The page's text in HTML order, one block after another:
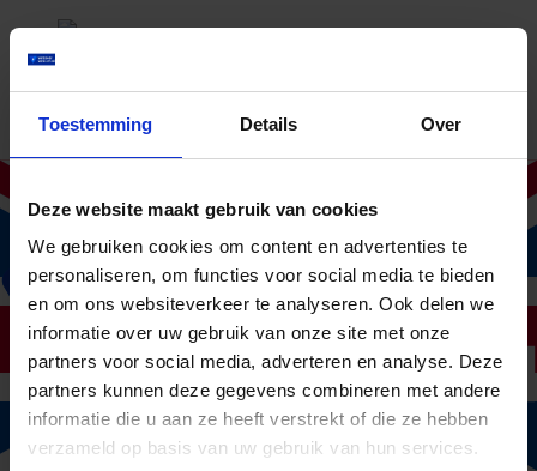
Toestemming Details Over
Deze website maakt gebruik van cookies
We gebruiken cookies om content en advertenties te
personaliseren, om functies voor social media te bieden
en om ons websiteverkeer te analyseren. Ook delen we
informatie over uw gebruik van onze site met onze
partners voor social media, adverteren en analyse. Deze
partners kunnen deze gegevens combineren met andere
informatie die u aan ze heeft verstrekt of die ze hebben
verzameld op basis van uw gebruik van hun services.
Vlot, klantvriendelijk, professioneel en
persoonlijk
Via de Twentse Fysiotherapie Organisatie
gegroeid en daarmee de administratieve
werkzaamheden, waaronder het
Na informatie opgevraagd te hebben
kregen wij al snel een reactie, gevolgd
door een persoonlijk
kennismakingsgesprek.
Hierbij is goed advies gegeven, gekeken
naar onze praktijksituatie en de offertes.